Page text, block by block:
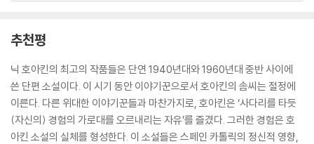
어내고, 정체성에 대한 심도깊은 질문을 던집니다.
이 책을 통해 우리는 단순히 닉 호아킨의 세계를 탐험하는 것을 넘어, 필리
핀이라는 다층적이고 매혹적인 문화와 역사를 체험하게 될 것입니다. 지금
바로 이 놀라운 세계로 발을 내디뎌 보세요. 닉 호아킨이 그린 필리핀의 진
정한 얼굴을 만날 차례입니다.
추천평
닉 호아킨의 최고의 작품들은 단연 1940년대와 1960년대 중반 사이에
쓴 단편 소설이다. 이 시기 동안 이야기꾼으로서 호아킨의 솜씨는 절정에
이른다. 다른 위대한 이야기꾼들과 마찬가지로, 호아킨은 ‘사다리를 타듯
(자신의) 경험의 가로대를 오르내리는 자유’를 즐겼다. 그러한 경험은 호
아킨 소설의 실체를 형성한다. 이 소설들은 스페인 카톨릭의 정신적 영향,